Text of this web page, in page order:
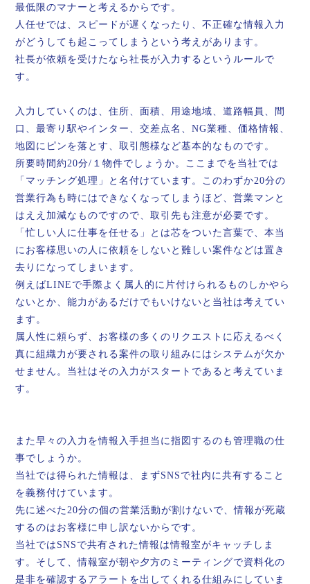
最低限のマナーと考えるからです。
人任せでは、スピードが遅くなったり、不正確な情報入力
がどうしても起こってしまうという考えがあります。
社長が依頼を受けたなら社長が入力するというルールで
す。
入力していくのは、住所、面積、用途地域、道路幅員、間
口、最寄り駅やインター、交差点名、NG業種、価格情報、
地図にピンを落とす、取引態様など基本的なものです。
所要時間約20分/１物件でしょうか。ここまでを当社では
「マッチング処理」と名付けています。このわずか20分の
営業行為も時にはできなくなってしまうほど、営業マンと
はええ加減なものですので、取引先も注意が必要です。
「忙しい人に仕事を任せる」とは芯をついた言葉で、本当
にお客様思いの人に依頼をしないと難しい案件などは置き
去りになってしまいます。
例えばLINEで手際よく属人的に片付けられるものしかやら
ないとか、能力があるだけでもいけないと当社は考えてい
ます。
属人性に頼らず、お客様の多くのリクエストに応えるべく
真に組織力が要される案件の取り組みにはシステムが欠か
せません。当社はその入力がスタートであると考えていま
す。
また早々の入力を情報入手担当に指図するのも管理職の仕
事でしょうか。
当社では得られた情報は、まずSNSで社内に共有すること
を義務付けています。
先に述べた20分の個の営業活動が割けないで、情報が死蔵
するのはお客様に申し訳ないからです。
当社ではSNSで共有された情報は情報室がキャッチしま
す。そして、情報室が朝や夕方のミーティングで資料化の
是非を確認するアラートを出してくれる仕組みにしていま